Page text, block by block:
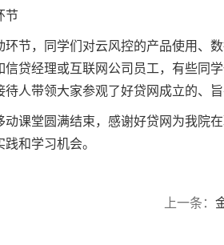
节
环节，同学们对云风控的产品使用、
信贷经理或互联网公司员工，有些同
待人带领大家参观了好贷网成立的
动课堂圆满结束，感谢好贷网为我院
和学习机会。
上一条：